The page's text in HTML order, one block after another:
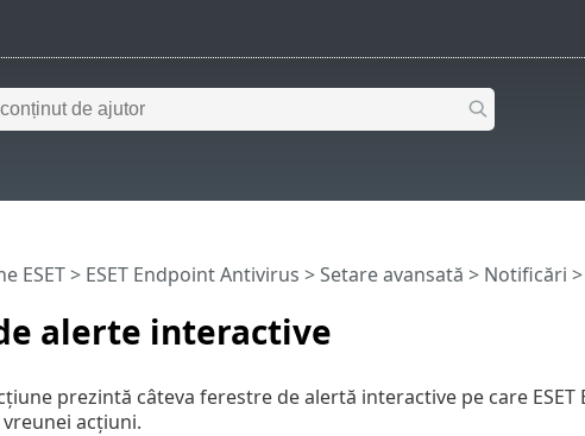
alerte interactive
ESET> ESET Endpoint Antivirus >Setare avansată > Notificări >
prezintă câteva ferestre de alertă interactive pe care
acțiuni.